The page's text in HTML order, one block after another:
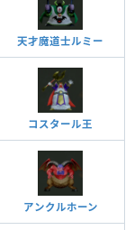
天才魔道士ルミー
コスタール王
アンクルホーン